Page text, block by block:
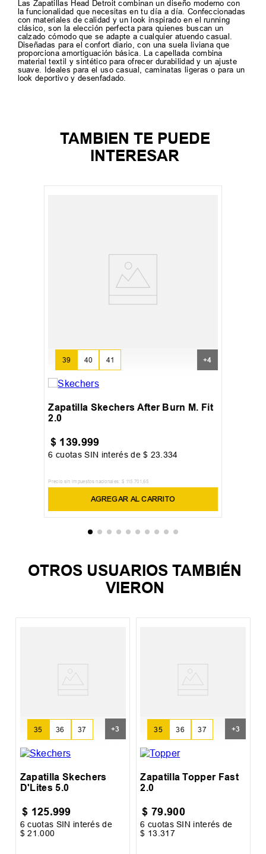
Las Zapatillas Head Detroit combinan un diseño moderno con
la funcionalidad que necesitas en tu día a día. Confeccionadas
con materiales de calidad y un look inspirado en el running
clásico, son la elección perfecta para quienes buscan un
calzado cómodo que se adapte a cualquier atuendo casual.
Diseñadas para el confort diario, con una suela liviana que
proporciona amortiguación básica. La capellada combina
material textil y sintético para ofrecer durabilidad y un ajuste
suave. Ideales para el uso casual, caminatas ligeras o para un
look deportivo y desenfadado.
TAMBIEN TE PUEDE
INTERESAR
39 40 41 +4
Zapatilla Skechers After Burn M. Fit
2.0
$ 139.999
6 cuotas SIN interés de$ 23.334
Precio sin impuestos nacionales: $ 115 .701 ,65
AGREGAR AL CARRITO
OTROS USUARIOS TAMBIÉN
VIERON
35 36 37 +3
Zapatilla Skechers
D'Lites 5.0
$ 125.999
6 cuotas SIN interés de
$ 21.000
35 36 37 +3
Zapatilla Topper Fast
2.0
$ 79.900
6 cuotas SIN interés de
$ 13.317